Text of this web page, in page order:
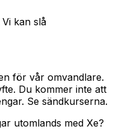
Vi kan slå
för vår omvandlare.
Du kommer inte att
Se sändkurserna.
utomlands med Xe?